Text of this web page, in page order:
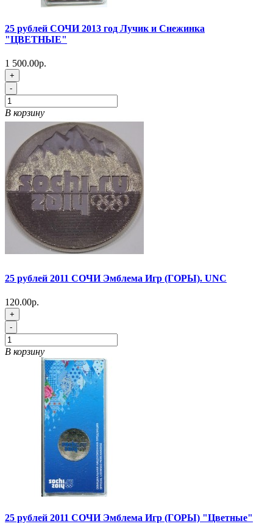
25 рублей СОЧИ 2013 год Лучик и Снежинка
"ЦВЕТНЫЕ"
1 500.00р.
+
-
В корзину
25 рублей 2011 СОЧИ Эмблема Игр (ГОРЫ). UNC
120.00р.
+
-
В корзину
25 рублей 2011 СОЧИ Эмблема Игр (ГОРЫ) "Цветные"